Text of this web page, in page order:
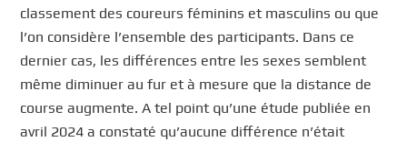
classement des coureurs féminins et masculins ou que
l’on considère l’ensemble des participants. Dans ce
dernier cas, les différences entre les sexes semblent
même diminuer au fur et à mesure que la distance de
course augmente. A tel point qu’une étude publiée en
avril 2024 a constaté qu’aucune différence n’était